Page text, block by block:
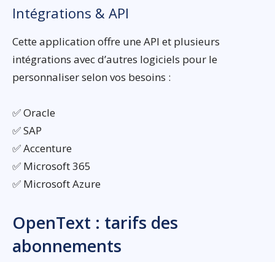
Intégrations & API
Cette application offre une API et plusieurs
intégrations avec d’autres logiciels pour le
personnaliser selon vos besoins :
✅ Oracle
✅ SAP
✅ Accenture
✅ Microsoft 365
✅ Microsoft Azure
OpenText : tarifs des
abonnements